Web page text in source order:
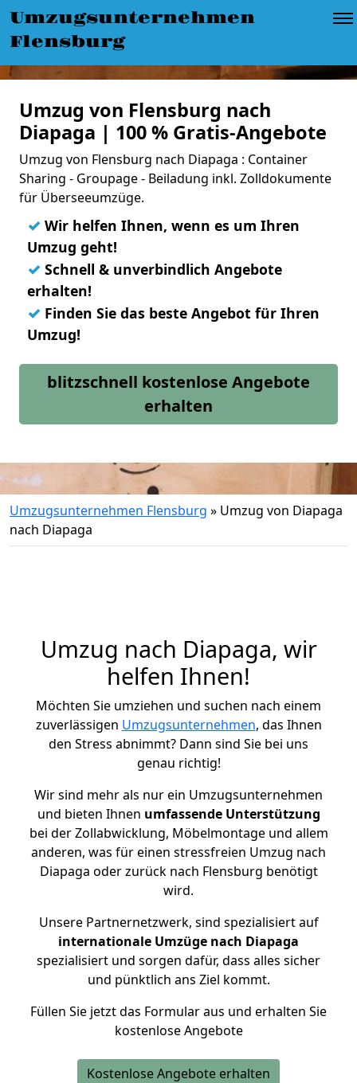
Umzugsunternehmen
Flensburg
Umzug von Flensburg nach
Diapaga | 100 % Gratis-Angebote
Umzug von Flensburg nach Diapaga : Container
Sharing - Groupage - Beiladung inkl. Zolldokumente
für Überseeumzüge.
✓ Wir helfen Ihnen, wenn es um Ihren
Umzug geht!
✓ Schnell & unverbindlich Angebote
erhalten!
✓ Finden Sie das beste Angebot für Ihren
Umzug!
blitzschnell kostenlose Angebote
erhalten
Umzugsunternehmen Flensburg » Umzug von Diapaga
nach Diapaga
Umzug nach Diapaga, wir
helfen Ihnen!
Möchten Sie umziehen und suchen nach einem
zuverlässigen Umzugsunternehmen, das Ihnen
den Stress abnimmt? Dann sind Sie bei uns
genau richtig!
Wir sind mehr als nur ein Umzugsunternehmen
und bieten Ihnen umfassende Unterstützung
bei der Zollabwicklung, Möbelmontage und allem
anderen, was für einen stressfreien Umzug nach
Diapaga oder zurück nach Flensburg benötigt
wird.
Unsere Partnernetzwerk, sind spezialisiert auf
internationale Umzüge nach Diapaga
spezialisiert und sorgen dafür, dass alles sicher
und pünktlich ans Ziel kommt.
Füllen Sie jetzt das Formular aus und erhalten Sie
kostenlose Angebote
Kostenlose Angebote erhalten